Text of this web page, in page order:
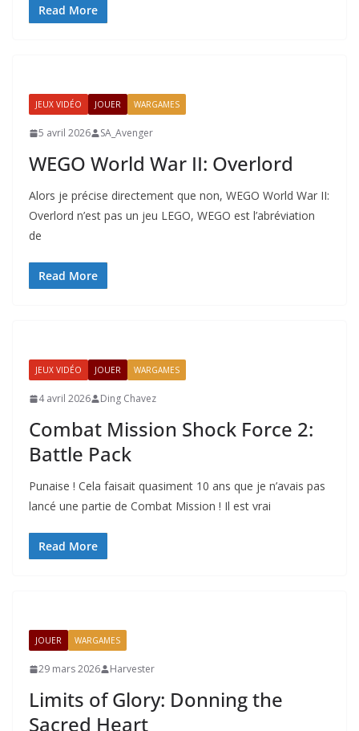
Read More
JEUX VIDÉO JOUER WARGAMES
5 avril 2026 SA_Avenger
WEGO World War II: Overlord
Alors je précise directement que non, WEGO World War II:
Overlord n’est pas un jeu LEGO, WEGO est l’abréviation
de
Read More
JEUX VIDÉO JOUER WARGAMES
4 avril 2026 Ding Chavez
Combat Mission Shock Force 2:
Battle Pack
Punaise ! Cela faisait quasiment 10 ans que je n’avais pas
lancé une partie de Combat Mission ! Il est vrai
Read More
JOUER WARGAMES
29 mars 2026 Harvester
Limits of Glory: Donning the
Sacred Heart